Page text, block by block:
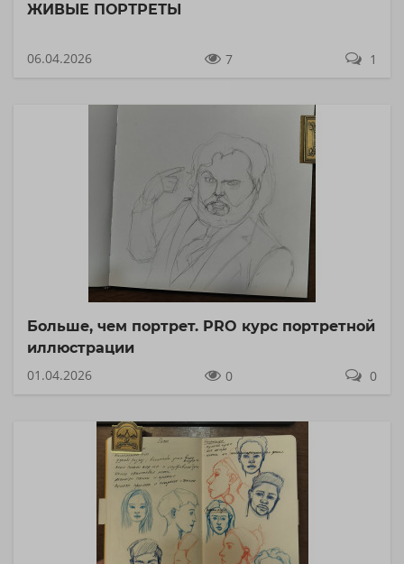
ЖИВЫЕ ПОРТРЕТЫ
06.04.2026 7 1
Больше, чем портрет. PRO курс портретной
иллюстрации
01.04.2026
0 0